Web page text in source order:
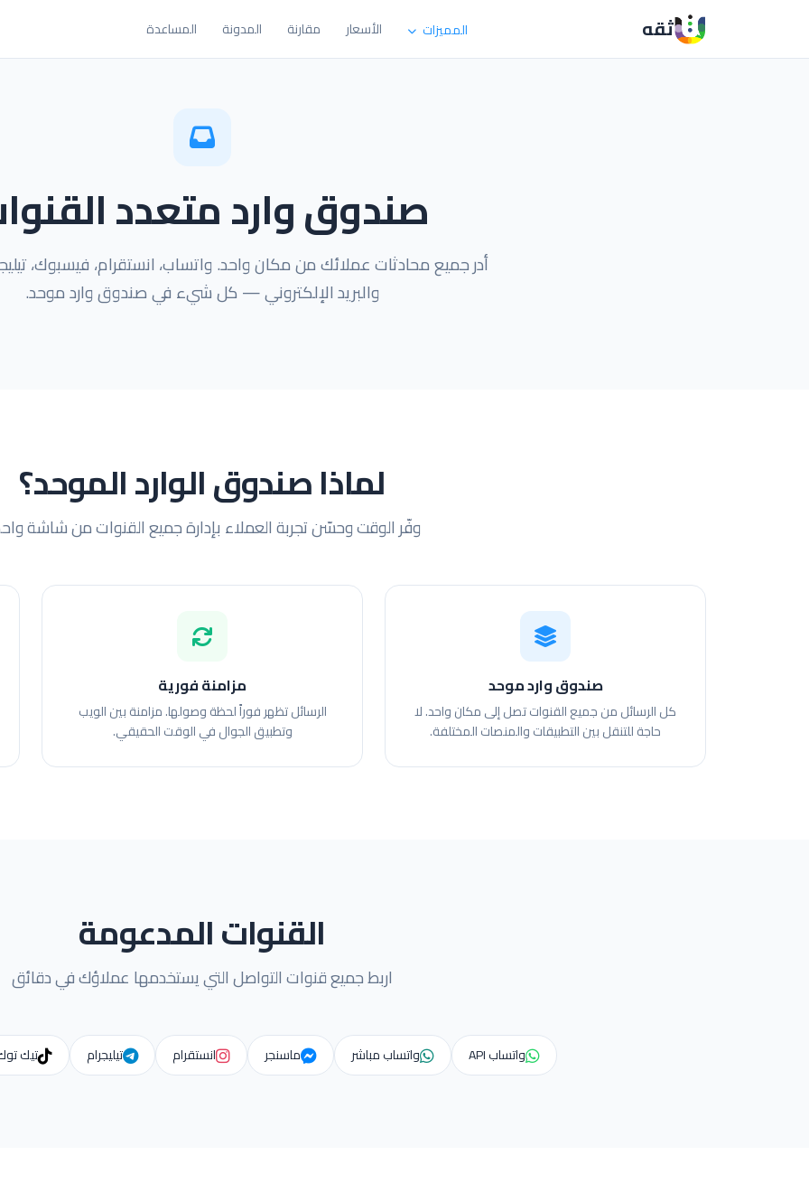
ثقه المميزات الأسعار مقارنة المدونة المساعدة
صندوق وارد متعدد
أدر جميع محادثات عملائك من مكان واحد. واتساب، انستقرام، فيسبوك،
والبريد الإلكتروني — كل شيء في صندوق وارد موحد.
لماذا صندوق الوارد الموحد؟
وفّر الوقت وحسّن تجربة العملاء بإدارة جميع القنوات من شاشة
صندوق وارد موحد
كل الرسائل من جميع القنوات تصل إلى مكان واحد. لا
حاجة للتنقل بين التطبيقات والمنصات المختلفة.
مزامنة فورية
الرسائل تظهر فوراً لحظة وصولها. مزامنة بين الويب
وتطبيق الجوال في الوقت الحقيقي.
القنوات المدعومة
اربط جميع قنوات التواصل التي يستخدمها عملاؤك في دقائق
واتساب API واتساب مباشر ماسنجر انستقرام تيليجرام تيك